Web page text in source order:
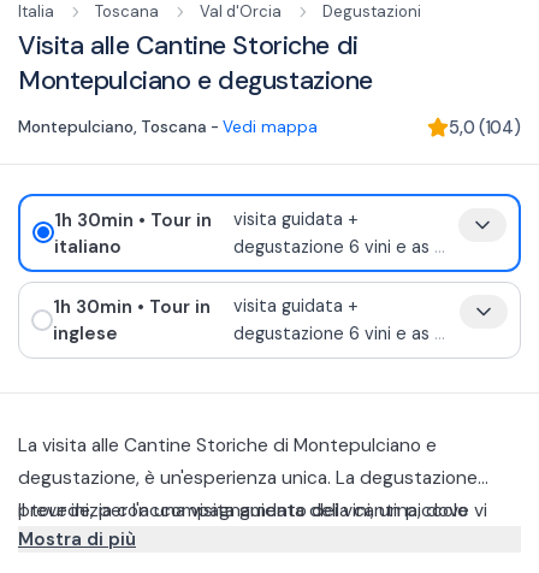
Italia Toscana Val d'Orcia Degustazioni
Visita alle Cantine Storiche di
Montepulciano e degustazione
Montepulciano, Toscana - Vedi mappa 5,0 (104)
1h 30min • Tour in
italiano
visita guidata +
degustazione 6 vini e as ...
1h 30min • Tour in
inglese
visita guidata +
degustazione 6 vini e as ...
La visita alle Cantine Storiche di Montepulciano e
degustazione, è un'esperienza unica. La degustazione
prevede, per l'accompagnamento dei vini, un piccolo
tagliere di prodotti tipici.
Il tour inizia con una visita guidata della cantina, dove vi
verrà raccontata tutta la storia della famiglia proprietaria e
Mostra di più